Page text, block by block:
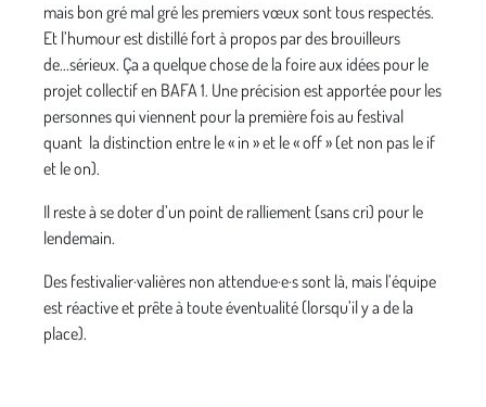
mais bon gré mal gré les premiers vœux sont tous respectés.
Et l’humour est distillé fort à propos par des brouilleurs
de...sérieux. Ça a quelque chose de la foire aux idées pour le
projet collectif en BAFA 1. Une précision est apportée pour les
personnes qui viennent pour la première fois au festival
quant la distinction entre le « in » et le « off » (et non pas le if
et le on).
Il reste à se doter d’un point de ralliement (sans cri) pour le
lendemain.
Des festivalier·valières non attendue·e·s sont là, mais l’équipe
est réactive et prête à toute éventualité (lorsqu’il y a de la
place).